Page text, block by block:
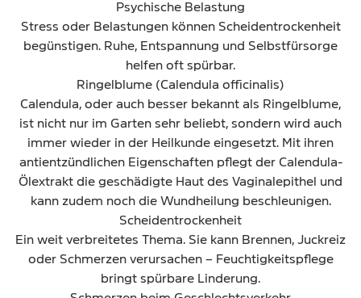
Psychische Belastung
Stress oder Belastungen können Scheidentrockenheit
begünstigen. Ruhe, Entspannung und Selbstfürsorge
helfen oft spürbar.
Ringelblume (Calendula officinalis)
Calendula, oder auch besser bekannt als Ringelblume,
ist nicht nur im Garten sehr beliebt, sondern wird auch
immer wieder in der Heilkunde eingesetzt. Mit ihren
antientzündlichen Eigenschaften pflegt der Calendula-
Ölextrakt die geschädigte Haut des Vaginalepithel und
kann zudem noch die Wundheilung beschleunigen.
Scheidentrockenheit
Ein weit verbreitetes Thema. Sie kann Brennen, Juckreiz
oder Schmerzen verursachen – Feuchtigkeitspflege
bringt spürbare Linderung.